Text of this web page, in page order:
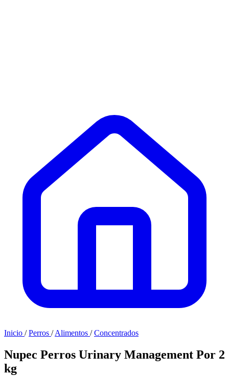
Inicio / Perros / Alimentos / Concentrados
Nupec Perros Urinary Management Por 2
kg